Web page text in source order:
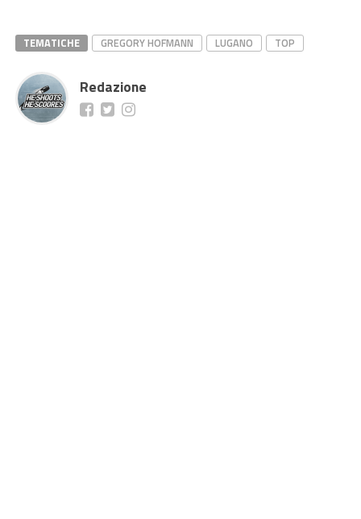
TEMATICHE GREGORY HOFMANN LUGANO TOP
Redazione